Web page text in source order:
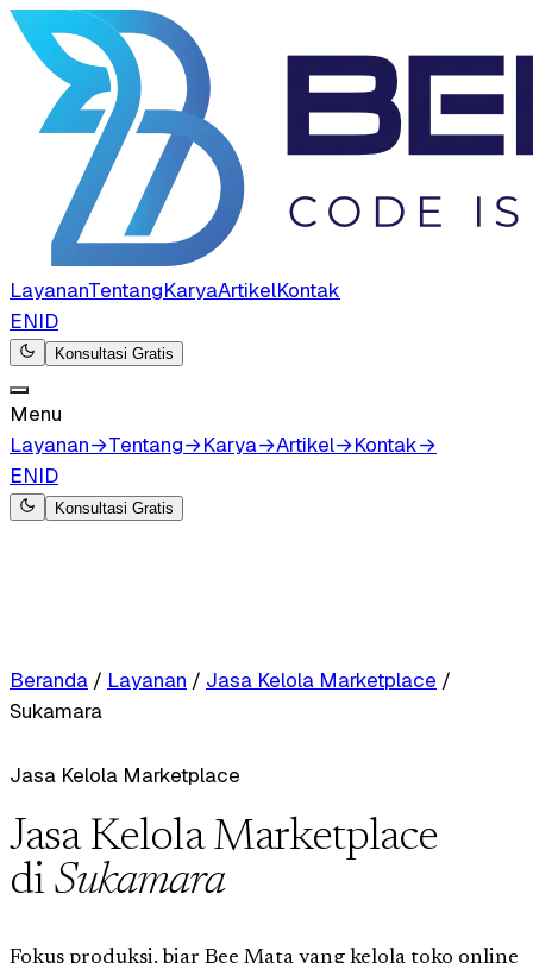
LayananTentangKaryaArtikelKontak
ENID
Konsultasi Gratis
Menu
Layanan→Tentang→Karya→Artikel→Kontak→
ENID
Konsultasi Gratis
Beranda / Layanan / Jasa Kelola Marketplace /
Sukamara
Jasa Kelola Marketplace
Jasa Kelola Marketplace
di Sukamara
Fokus produksi, biar Bee Mata yang kelola toko online